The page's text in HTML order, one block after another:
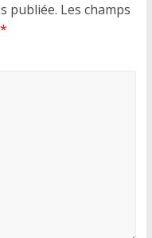
publiée. Les champs
*